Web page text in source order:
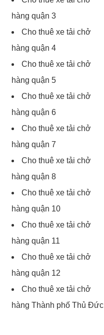
hàng quận 3
Cho thuê xe tải chở
hàng quận 4
Cho thuê xe tải chở
hàng quận 5
Cho thuê xe tải chở
hàng quận 6
Cho thuê xe tải chở
hàng quận 7
Cho thuê xe tải chở
hàng quận 8
Cho thuê xe tải chở
hàng quận 10
Cho thuê xe tải chở
hàng quận 11
Cho thuê xe tải chở
hàng quận 12
Cho thuê xe tải chở
hàng Thành phố Thủ Đức